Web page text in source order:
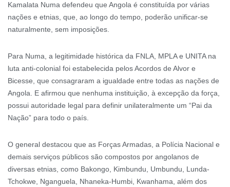
Kamalata Numa defendeu que Angola é constituída por várias
nações e etnias, que, ao longo do tempo, poderão unificar-se
naturalmente, sem imposições.
Para Numa, a legitimidade histórica da FNLA, MPLA e UNITA na
luta anti-colonial foi estabelecida pelos Acordos de Alvor e
Bicesse, que consagraram a igualdade entre todas as nações de
Angola. E afirmou que nenhuma instituição, à excepção da força,
possui autoridade legal para definir unilateralmente um “Pai da
Nação” para todo o país.
O general destacou que as Forças Armadas, a Polícia Nacional e
demais serviços públicos são compostos por angolanos de
diversas etnias, como Bakongo, Kimbundu, Umbundu, Lunda-
Tchokwe, Nganguela, Nhaneka-Humbi, Kwanhama, além dos